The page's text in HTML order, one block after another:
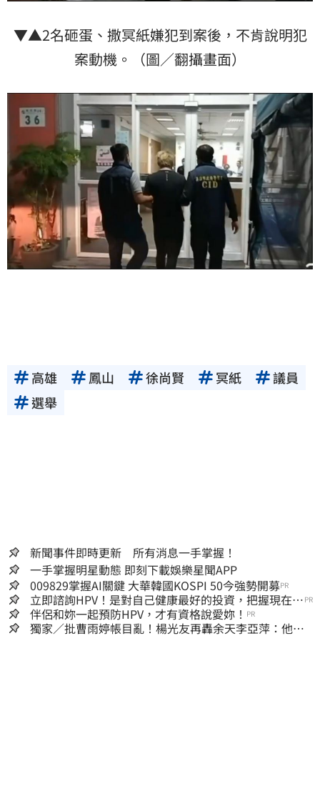
▼▲2名砸蛋、撒冥紙嫌犯到案後，不肯說明犯
案動機。（圖／翻攝畫面）
高雄 鳳山 徐尚賢 冥紙
議員
選舉
新聞事件即時更新 所有消息一手掌握！
一手掌握明星動態 即刻下載娛樂星聞APP
009829掌握AI關鍵 大華韓國KOSPI 50今強勢開募PR
立即諮詢HPV！是對自己健康最好的投資，把握現在不
嫌晚！
PR
伴侶和妳一起預防HPV，才有資格說愛妳！ PR
獨家／批曹雨婷帳目亂！楊光友再轟余天李亞萍：他們